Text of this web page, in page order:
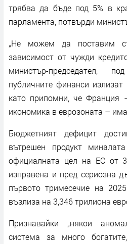
трябва да бъде под 5% в
парламента, потвърди
„Не можем да поставим
зависимост от чужди
министър-председател,
публичните финанси излизат
като припомни, че Франция
икономика в еврозоната –
Бюджетният дефицит
вътрешен продукт
официалната цел на ЕС от
изправена и пред сериозна
първото тримесечие на
възлиза на 3,346 трилиона
Признавайки „някои
система за много